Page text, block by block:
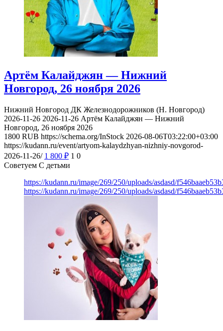
Артём Калайджян — Нижний
Новгород, 26 ноября 2026
Нижний Новгород ДК Железнодорожников (Н. Новгород)
2026-11-26 2026-11-26 Артём Калайджян — Нижний
Новгород, 26 ноября 2026
1800 RUB https://schema.org/InStock 2026-08-06T03:22:00+03:00
https://kudann.ru/event/artyom-kalaydzhyan-nizhniy-novgorod-
2026-11-26/ 1 800 ₽ 1 0
Советуем С детьми
https://kudann.ru/image/269/250/uploads/asdasd/
https://kudann.ru/image/269/250/uploads/asdasd/